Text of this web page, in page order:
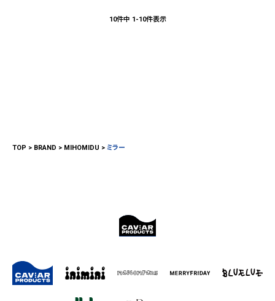
10件中 1-10件表示
TOP BRAND MIHOMIDU ミラー